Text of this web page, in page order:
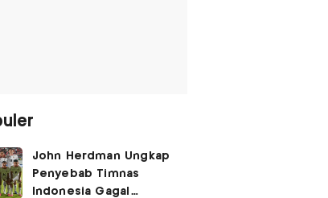
John Herdman Ungkap
Penyebab Timnas
Indonesia Gagal